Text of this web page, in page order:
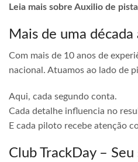
Leia mais sobre Auxilio de
Mais de uma
Com mais de 10 anos de
nacional. Atuamos ao lado de
Aqui, cada segundo conta.
Cada detalhe influencia no
E cada piloto recebe atenção
Club TrackDay –